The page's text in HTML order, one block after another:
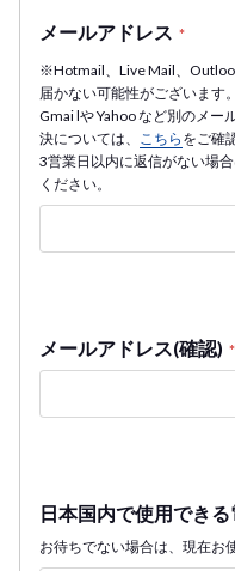
メールアドレス *
※Hotmail、Live Mail、
届かない可能性がございます。
Gmai lや Yahoo など別のメー
決については、
こちら をご確
3営業日以内に返信がない場
ください。
メールアドレス(確認) *
日本国内で使用でき
お待ちでない場合は、現在お